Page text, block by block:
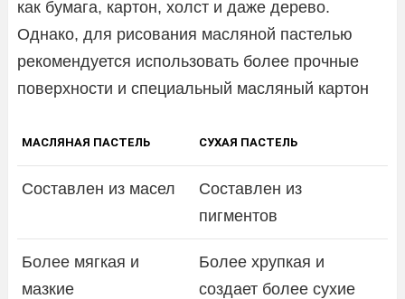
как бумага, картон, холст и даже дерево.
Однако, для рисования масляной пастелью
рекомендуется использовать более прочные
поверхности и специальный масляный картон
МАСЛЯНАЯ ПАСТЕЛЬ СУХАЯ ПАСТЕЛЬ
Составлен из масел
Составлен из
пигментов
Более мягкая и
мазкие
Более хрупкая и
создает более сухие